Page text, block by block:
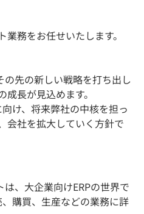
務をお任せいたします。
の先の新しい戦略を打ち出し
長が見込めます。
け、将来弊社の中核を担っ
会社を拡大していく方針で
、大企業向けERPの世界で
購買、生産などの業務に詳